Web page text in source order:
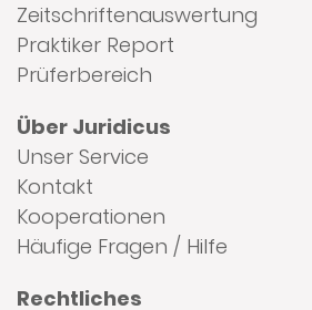
Zeitschriftenauswertung
Praktiker Report
Prüferbereich
Über Juridicus
Unser Service
Kontakt
Kooperationen
Häufige Fragen / Hilfe
Rechtliches